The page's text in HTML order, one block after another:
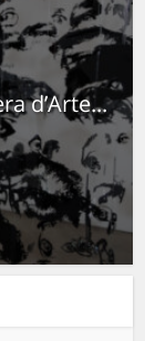
d’Arte...